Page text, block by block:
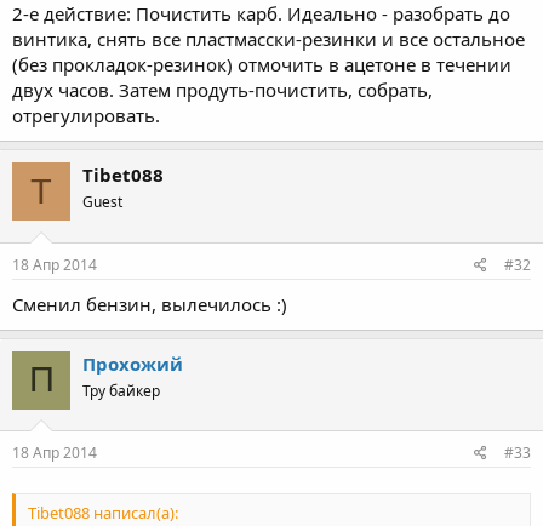
2-е действие: Почистить карб. Идеально - разобрать до
винтика, снять все пластмасски-резинки и все остальное
(без прокладок-резинок) отмочить в ацетоне в течении
двух часов. Затем продуть-почистить, собрать,
отрегулировать.
T Tibet088
Guest
18 Апр 2014 #32
Сменил бензин, вылечилось :)
П Прохожий
Тру байкер
18 Апр 2014 #33
Tibet088 написал(а):